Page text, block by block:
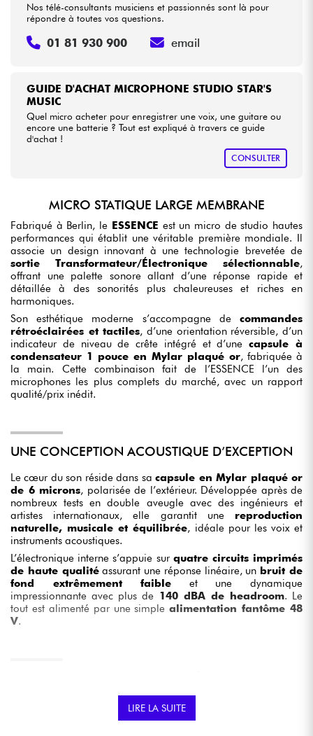
GUIDE D'ACHAT MICROPHONE STUDIO STAR'S
MUSIC
Quel micro acheter pour enregistrer une voix, une guitare ou
encore une batterie ? Tout est expliqué à travers ce guide
d'achat !
CONSULTER
Nos télé-consultants musiciens et passionnés sont là pour
répondre à toutes vos questions.
01 81 930 900 email
MICRO STATIQUE LARGE MEMBRANE
Fabriqué à Berlin, le ESSENCE est un micro de studio hautes
performances qui établit une véritable première mondiale. Il
associe un design innovant à une technologie brevetée de
sortie Transformateur/Électronique sélectionnable,
offrant une palette sonore allant d’une réponse rapide et
détaillée à des sonorités plus chaleureuses et riches en
harmoniques.
Son esthétique moderne s’accompagne de commandes
rétroéclairées et tactiles, d’une orientation réversible, d’un
indicateur de niveau de crête intégré et d’unecapsule à
condensateur 1 pouce en Mylar plaqué or, fabriquée à
la main. Cette combinaison fait de l’ESSENCE l’un des
microphones les plus complets du marché, avec un rapport
qualité/prix inédit.
UNE CONCEPTION ACOUSTIQUE D’EXCEPTION
Le cœur du son réside dans sacapsule en Mylar plaqué or
de 6 microns, polarisée de l’extérieur. Développée après de
nombreux tests en double aveugle avec des ingénieurs et
artistes internationaux, elle garantit une reproduction
naturelle, musicale et équilibrée, idéale pour les voix et
instruments acoustiques.
L’électronique interne s’appuie sur quatre circuits imprimés
de haute qualitéassurant une réponse linéaire, un bruit de
fond extrêmement faible et une dynamique
impressionnante avec plus de 140 dBA de headroom. Le
tout est alimenté par une simplealimentation fantôme 48
V.
DEUX PERSONNALITÉS SONORES
L’innovation majeure du micro ESSENCE réside dans sa
LIRE LA SUITE